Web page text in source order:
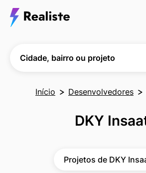
Cidade, bairro ou projeto
Início Desenvolvedores
DKY
Projetos de DKY